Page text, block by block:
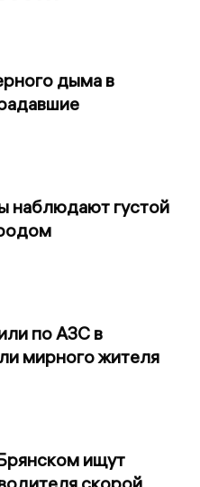
дыма в
наблюдают густой
по АЗС в
мирного жителя
ищут
скорой